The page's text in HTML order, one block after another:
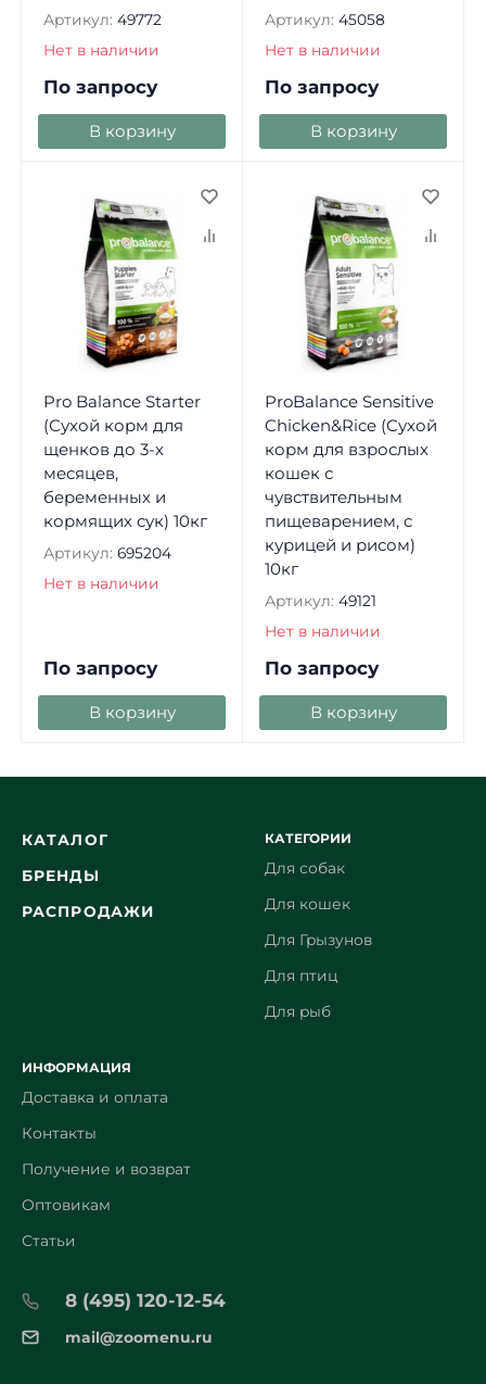
Артикул: 49772
Нет в наличии
По запросу
В корзину
Артикул: 45058
Нет в наличии
По запросу
В корзину
Pro Balance Starter
(Сухой корм для
щенков до 3-х
месяцев,
беременных и
кормящих сук) 10кг
Артикул: 695204
Нет в наличии
По запросу
В корзину
ProBalance Sensitive
Chicken&Rice (Сухой
корм для взрослых
кошек с
чувствительным
пищеварением, с
курицей и рисом)
10кг
Артикул: 49121
Нет в наличии
По запросу
В корзину
КАТАЛОГ
БРЕНДЫ
РАСПРОДАЖИ
КАТЕГОРИИ
Для собак
Для кошек
Для Грызунов
Для птиц
Для рыб
ИНФОРМАЦИЯ
Доставка и оплата
Контакты
Получение и возврат
Оптовикам
Статьи
8 (495) 120-12-54
mail@zoomenu.ru